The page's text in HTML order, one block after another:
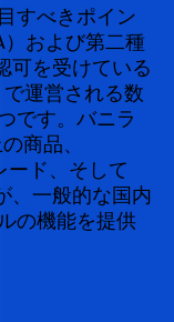
すべきポイン
および第二種
可を受けている
運営される数
です。バニラ
商品、
ド、そして
一般的な国内
の機能を提供